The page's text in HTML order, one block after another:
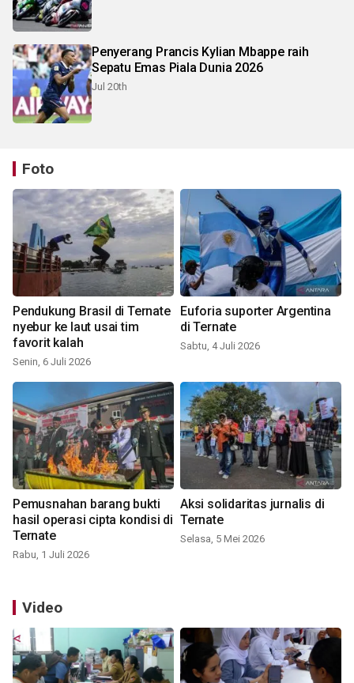
Penyerang Prancis Kylian Mbappe raih
Sepatu Emas Piala Dunia 2026
Jul 20th
Foto
Pendukung Brasil di Ternate
nyebur ke laut usai tim
favorit kalah
Senin, 6 Juli 2026
Euforia suporter Argentina
di Ternate
Sabtu, 4 Juli 2026
Pemusnahan barang bukti
hasil operasi cipta kondisi di
Ternate
Rabu, 1 Juli 2026
Aksi solidaritas jurnalis di
Ternate
Selasa, 5 Mei 2026
Video